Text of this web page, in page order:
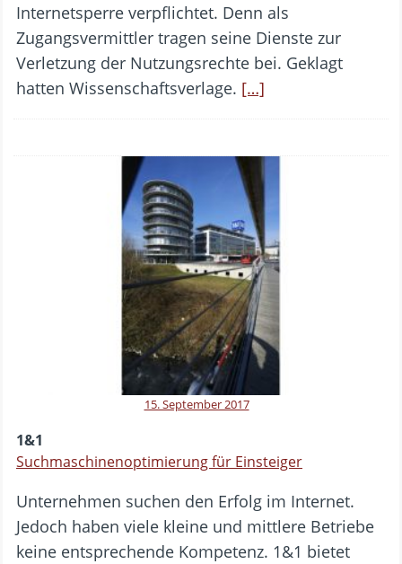
Internetsperre verpflichtet. Denn als
Zugangsvermittler tragen seine Dienste zur
Verletzung der Nutzungsrechte bei. Geklagt
hatten Wissenschaftsverlage. […]
15. September 2017
1&1
Suchmaschinenoptimierung für Einsteiger
Unternehmen suchen den Erfolg im Internet.
Jedoch haben viele kleine und mittlere Betriebe
keine entsprechende Kompetenz. 1&1 bietet